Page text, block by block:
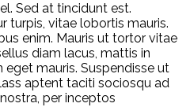
Sed at tincidunt est.
turpis, vitae lobortis mauris.
enim. Mauris ut tortor vitae
diam lacus, mattis in
mauris. Suspendisse ut
aptent taciti sociosqu ad
per inceptos